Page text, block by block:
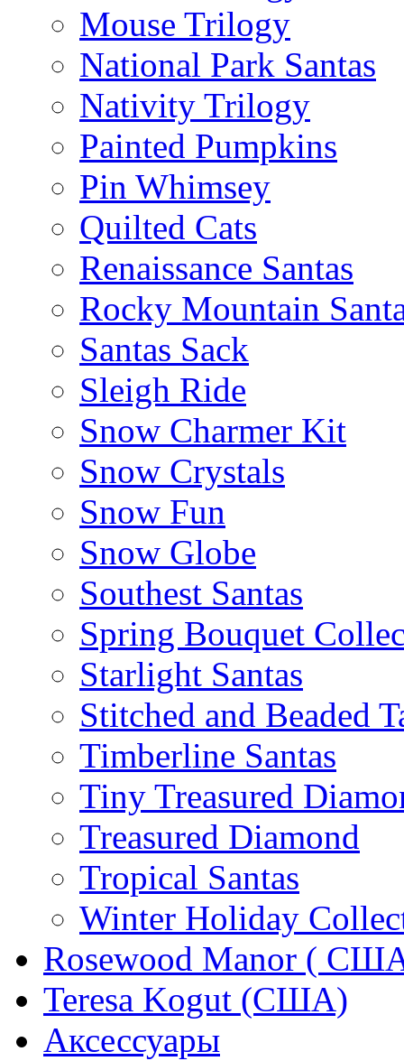
Mouse Trilogy
National Park Santas
Nativity Trilogy
Painted Pumpkins
Pin Whimsey
Quilted Cats
Renaissance Santas
Rocky Mountain
Santas Sack
Sleigh Ride
Snow Charmer Kit
Snow Crystals
Snow Fun
Snow Globe
Southest Santas
Spring Bouquet
Starlight Santas
Stitched and Beaded
Timberline Santas
Tiny Treasured
Treasured Diamond
Tropical Santas
Winter Holiday
Rosewood Manor (
Teresa Kogut (США)
Аксессуары